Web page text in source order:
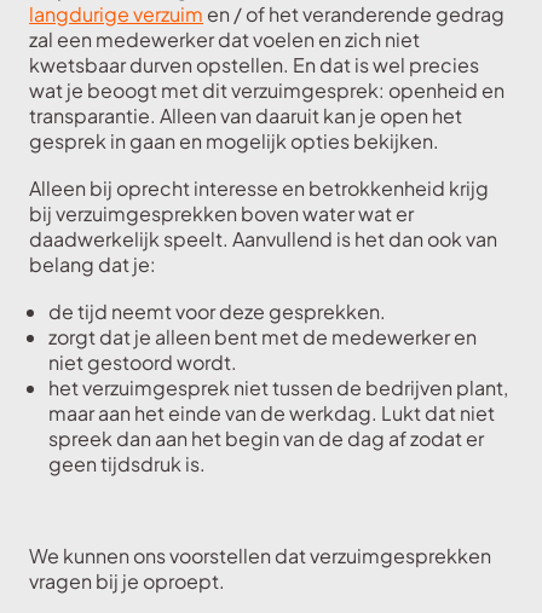
langdurige verzuim en / of het veranderende gedrag
zal een medewerker dat voelen en zich niet
kwetsbaar durven opstellen. En dat is wel precies
wat je beoogt met dit verzuimgesprek: openheid en
transparantie. Alleen van daaruit kan je open het
gesprek in gaan en mogelijk opties bekijken.
Alleen bij oprecht interesse en betrokkenheid krijg
bij verzuimgesprekken boven water wat er
daadwerkelijk speelt. Aanvullend is het dan ook van
belang dat je:
de tijd neemt voor deze gesprekken.
zorgt dat je alleen bent met de medewerker en
niet gestoord wordt.
het verzuimgesprek niet tussen de bedrijven plant,
maar aan het einde van de werkdag. Lukt dat niet
spreek dan aan het begin van de dag af zodat er
geen tijdsdruk is.
We kunnen ons voorstellen dat verzuimgesprekken
vragen bij je oproept.